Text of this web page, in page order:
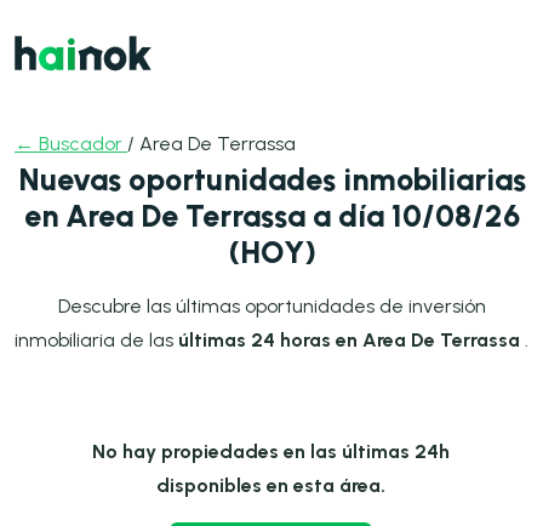
← Buscador / Area De Terrassa
Nuevas oportunidades inmobiliarias
en Area De Terrassa a día 10/08/26
(HOY)
Descubre las últimas oportunidades de inversión
inmobiliaria de las últimas 24 horas en Area De Terrassa
No hay propiedades en las últimas 24h
disponibles en esta área.